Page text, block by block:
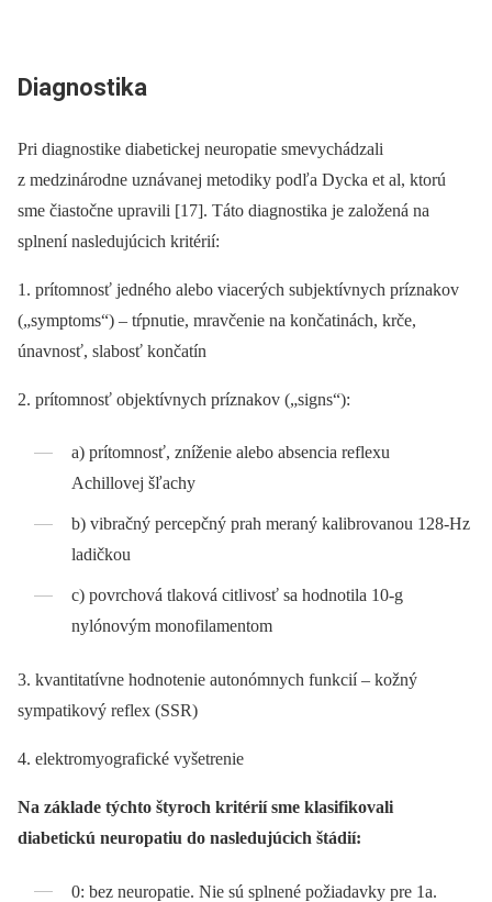
Diagnostika
Pri diagnostike diabetickej neuropatie smevychádzali
z medzinárodne uznávanej metodiky podľa Dycka et al, ktorú
sme čiastočne upravili [17]. Táto diagnostika je založená na
splnení nasledujúcich kritérií:
1. prítomnosť jedného alebo viacerých subjektívnych príznakov
(„symptoms“) –⁠ tŕpnutie, mravčenie na končatinách, krče,
únavnosť, slabosť končatín
2. prítomnosť objektívnych príznakov („signs“):
a) prítomnosť, zníženie alebo absencia reflexu
Achillovej šľachy
b) vibračný percepčný prah meraný kalibrovanou 128-Hz
ladičkou
c) povrchová tlaková citlivosť sa hodnotila 10-g
nylónovým monofilamentom
3. kvantitatívne hodnotenie autonómnych funkcií –⁠ kožný
sympatikový reflex (SSR)
4. elektromyografické vyšetrenie
Na základe týchto štyroch kritérií sme klasifikovali
diabetickú neuropatiu do nasledujúcich štádií:
0: bez neuropatie. Nie sú splnené požiadavky pre 1a.